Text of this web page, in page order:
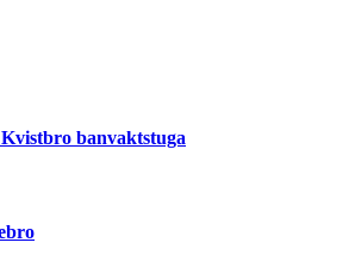
banvaktstuga